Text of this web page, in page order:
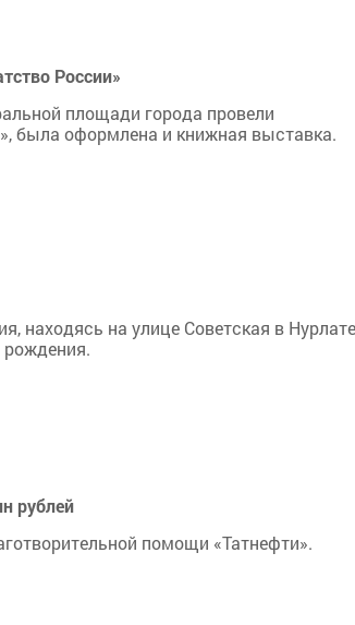
России»
площади города провели
была оформлена и книжная выставка.
находясь на улице Советская в
рождения.
рублей
помощи «Татнефти».